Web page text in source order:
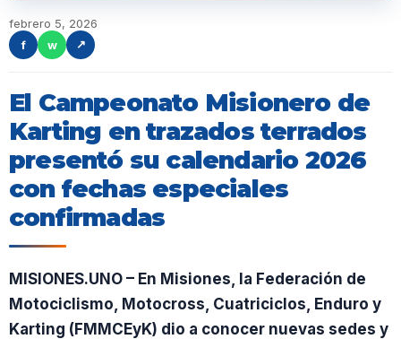
febrero 5, 2026
f
w ↗
El Campeonato Misionero de
Karting en trazados terrados
presentó su calendario 2026
con fechas especiales
confirmadas
MISIONES.UNO – En Misiones, la Federación de
Motociclismo, Motocross, Cuatriciclos, Enduro y
Karting (FMMCEyK) dio a conocer nuevas sedes y